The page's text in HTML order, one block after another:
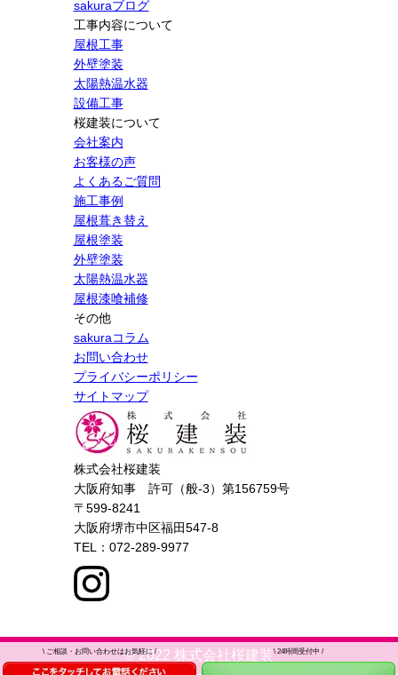
sakuraブログ
工事内容について
屋根工事
外壁塗装
太陽熱温水器
設備工事
桜建装について
会社案内
お客様の声
よくあるご質問
施工事例
屋根葺き替え
屋根塗装
外壁塗装
太陽熱温水器
屋根漆喰補修
その他
sakuraコラム
お問い合わせ
プライバシーポリシー
サイトマップ
株式会社桜建装
大阪府知事 許可（般-3）第156759号
〒599-8241
大阪府堺市中区福田547-8
TEL：072-289-9977
© 2022 株式会社桜建装
\ ご相談・お問い合わせはお気軽に / \ 24時間受付中 /